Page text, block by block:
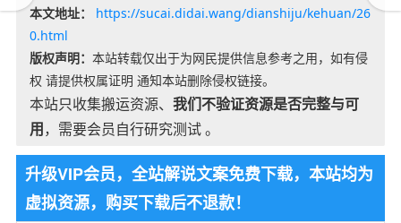
本文地址：
https://sucai.didai.wang/dianshiju/kehuan/26
0.html
版权声明： 本站转载仅出于为网民提供信息参考之用，如有侵
权 请提供权属证明 通知本站删除侵权链接。
本站只收集搬运资源、 我们不验证资源是否完整与可
用，需要会员自行研究测试 。
升级VIP会员，全站解说文案免费下载，本站均为
虚拟资源，购买下载后不退款！